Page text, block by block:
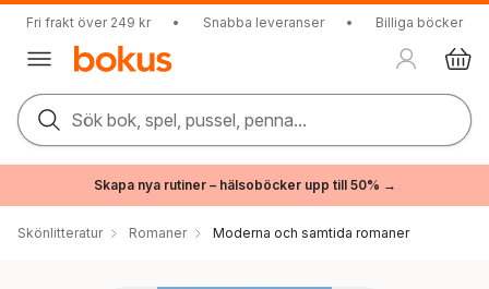
Fri frakt över 249 kr • Snabba leveranser • Billiga böcker
Sök bok, spel, pussel, penna...
Skapa nya rutiner – hälsoböcker upp till 50% →
Skönlitteratur Romaner Moderna och samtida romaner